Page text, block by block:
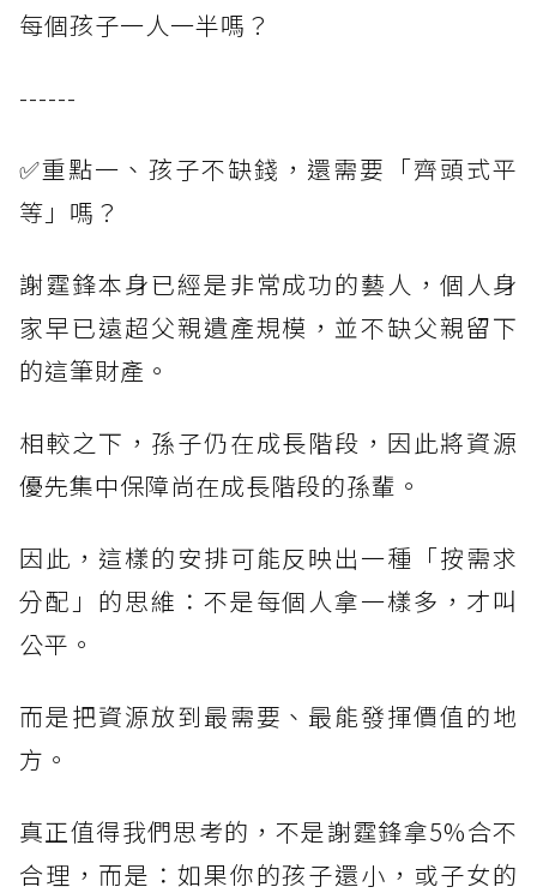
每個孩子一人一半嗎？
------
✅重點一、孩子不缺錢，還需要「齊頭式平
等」嗎？
謝霆鋒本身已經是非常成功的藝人，個人身
家早已遠超父親遺產規模，並不缺父親留下
的這筆財產。
相較之下，孫子仍在成長階段，因此將資源
優先集中保障尚在成長階段的孫輩。
因此，這樣的安排可能反映出一種「按需求
分配」的思維：不是每個人拿一樣多，才叫
公平。
而是把資源放到最需要、最能發揮價值的地
方。
真正值得我們思考的，不是謝霆鋒拿5%合不
合理，而是：如果你的孩子還小，或子女的